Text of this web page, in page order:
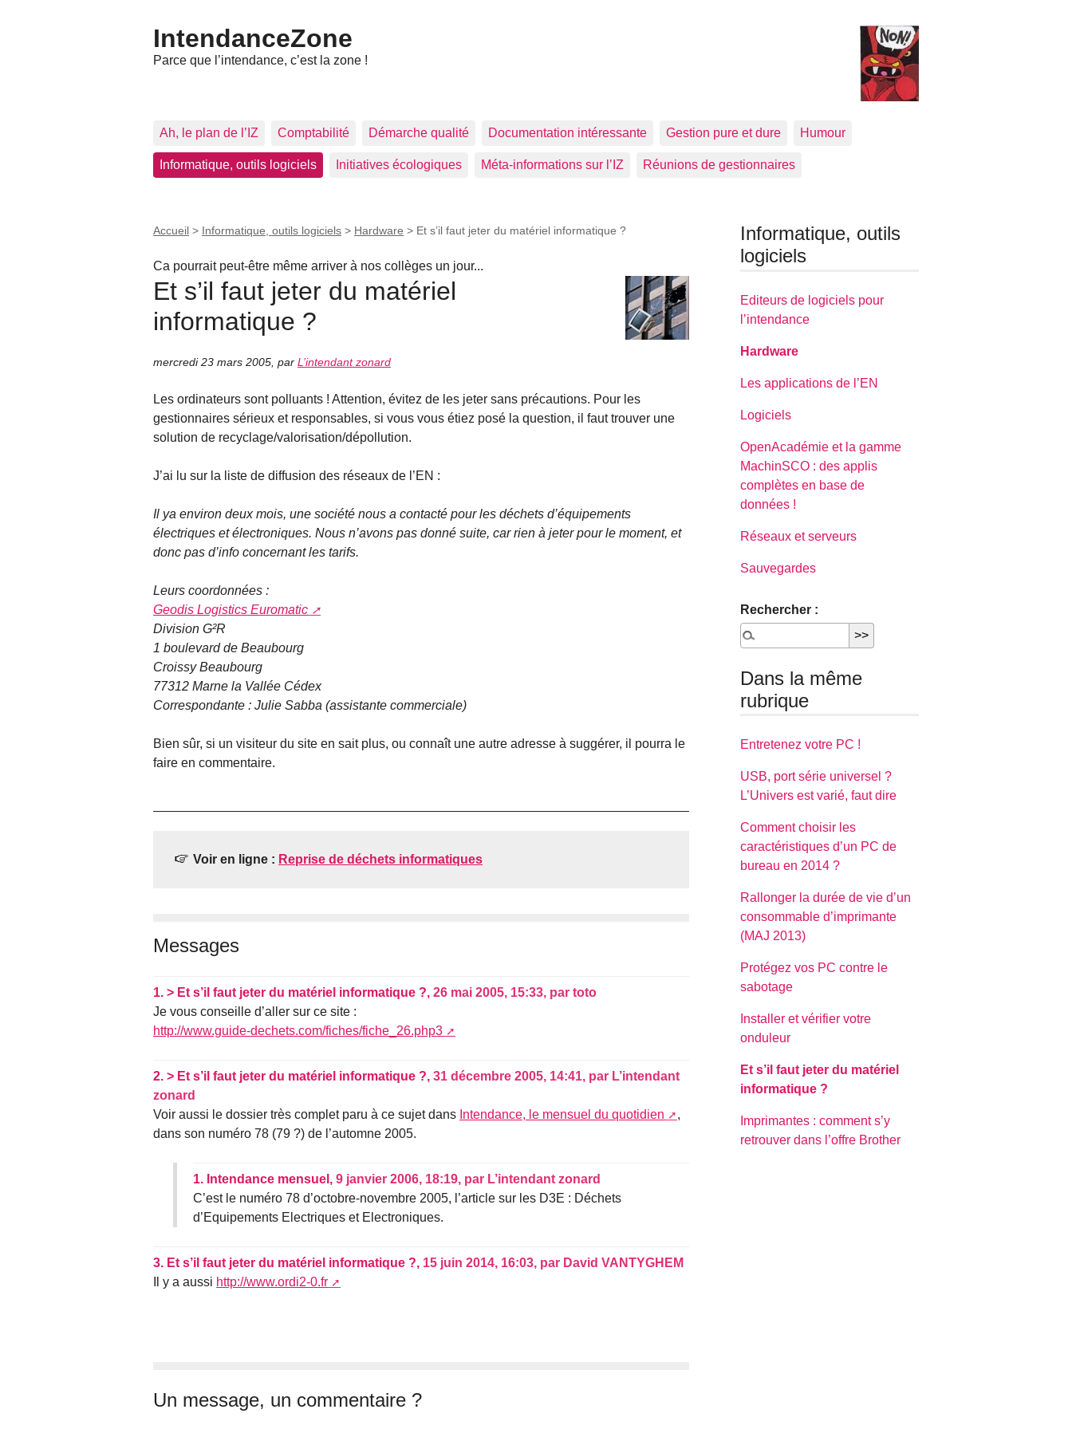
IntendanceZone
Parce que l’intendance, c’est la zone !
Ah, le plan de l’IZ Comptabilité Démarche qualité Documentation intéressante Gestion pure et dure Humour
Informatique, outils logiciels Initiatives écologiques Méta-informations sur l’IZ Réunions de gestionnaires
Accueil > Informatique, outils logiciels > Hardware > Et s’il faut jeter du matériel informatique ?
Ca pourrait peut-être même arriver à nos collèges un jour...
Et s’il faut jeter du matériel
informatique ?
mercredi 23 mars 2005 par L’intendant zonard
Les ordinateurs sont polluants ! Attention, évitez de les jeter sans précautions. Pour les
gestionnaires sérieux et responsables, si vous vous étiez posé la question, il faut trouver une
solution de recyclage/valorisation/dépollution.
J’ai lu sur la liste de diffusion des réseaux de l’EN :
Il ya environ deux mois, une société nous a contacté pour les déchets d’équipements
électriques et électroniques. Nous n’avons pas donné suite, car rien à jeter pour le moment, et
donc pas d’info concernant les tarifs.
Leurs coordonnées :
Geodis Logistics Euromatic
Division G²R
1 boulevard de Beaubourg
Croissy Beaubourg
77312 Marne la Vallée Cédex
Correspondante : Julie Sabba (assistante commerciale)
Bien sûr, si un visiteur du site en sait plus, ou connaît une autre adresse à suggérer, il pourra le
faire en commentaire.
Voir en ligne : Reprise de déchets informatiques
Messages
1. > Et s’il faut jeter du matériel informatique ?, 26 mai 2005, 15:33, par toto
Je vous conseille d’aller sur ce site :
http://www.guide-dechets.com/fiches/fiche_26.php3
2. > Et s’il faut jeter du matériel informatique ?, 31 décembre 2005, 14:41, par L’intendant
zonard
Voir aussi le dossier très complet paru à ce sujet dans Intendance, le mensuel du quotidien
,
dans son numéro 78 (79 ?) de l’automne 2005.
1. Intendance mensuel, 9 janvier 2006, 18:19, par L’intendant zonard
C’est le numéro 78 d’octobre-novembre 2005, l’article sur les D3E : Déchets
d’Equipements Electriques et Electroniques.
3. Et s’il faut jeter du matériel informatique ?, 15 juin 2014, 16:03, par David VANTYGHEM
Il y a aussi http://www.ordi2-0.fr
Un message, un commentaire ?
Informatique, outils
logiciels
Editeurs de logiciels pour
l’intendance
Hardware
Les applications de l’EN
Logiciels
OpenAcadémie et la gamme
MachinSCO : des applis
complètes en base de
données !
Réseaux et serveurs
Sauvegardes
Rechercher :
Dans la même
rubrique
Entretenez votre PC !
USB, port série universel ?
L’Univers est varié, faut dire
Comment choisir les
caractéristiques d’un PC de
bureau en 2014 ?
Rallonger la durée de vie d’un
consommable d’imprimante
(MAJ 2013)
Protégez vos PC contre le
sabotage
Installer et vérifier votre
onduleur
Et s’il faut jeter du matériel
informatique ?
Imprimantes : comment s’y
retrouver dans l’offre Brother